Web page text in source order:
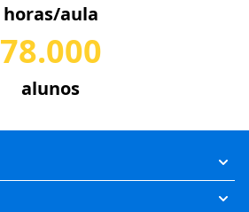
horas/aula
78.000
alunos